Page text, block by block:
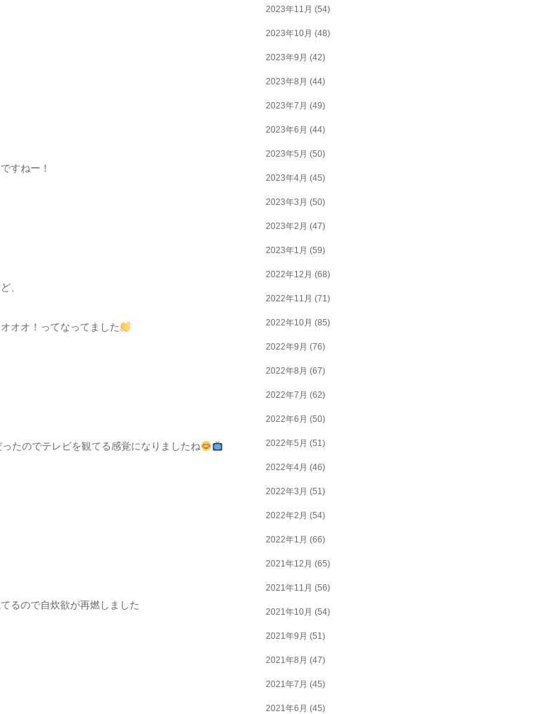
すねー！
、
オオ！ってなってました
たのでテレビを観てる感覚になりましたね
るので自炊欲が再燃しました
2023年11月 (54)
2023年10月 (48)
2023年9月 (42)
2023年8月 (44)
2023年7月 (49)
2023年6月 (44)
2023年5月 (50)
2023年4月 (45)
2023年3月 (50)
2023年2月 (47)
2023年1月 (59)
2022年12月 (68)
2022年11月 (71)
2022年10月 (85)
2022年9月 (76)
2022年8月 (67)
2022年7月 (62)
2022年6月 (50)
2022年5月 (51)
2022年4月 (46)
2022年3月 (51)
2022年2月 (54)
2022年1月 (66)
2021年12月 (65)
2021年11月 (56)
2021年10月 (54)
2021年9月 (51)
2021年8月 (47)
2021年7月 (45)
2021年6月 (45)